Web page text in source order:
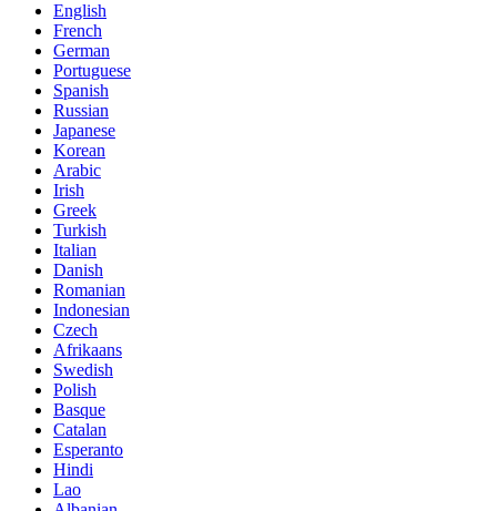
English
French
German
Portuguese
Spanish
Russian
Japanese
Korean
Arabic
Irish
Greek
Turkish
Italian
Danish
Romanian
Indonesian
Czech
Afrikaans
Swedish
Polish
Basque
Catalan
Esperanto
Hindi
Lao